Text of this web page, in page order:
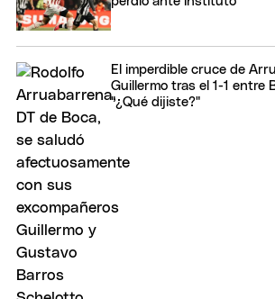
El imperdible cruce de
Guillermo tras el 1-1 entre
"¿Qué dijiste?"